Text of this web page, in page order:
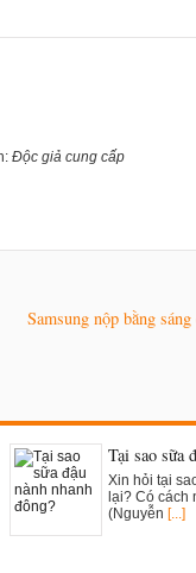
Độc giả cung cấp
Samsung nộp bằng
Tại sao sữa
Xin hỏi tại
lại? Có cách
(Nguyễn [...]